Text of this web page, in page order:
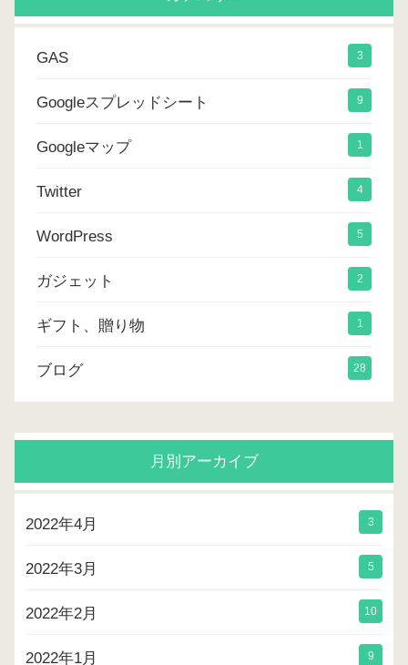
GAS 3
Googleスプレッドシート 9
Googleマップ 1
Twitter 4
WordPress 5
ガジェット 2
ギフト、贈り物 1
ブログ 28
月別アーカイブ
2022年4月 3
2022年3月 5
2022年2月 10
2022年1月 9